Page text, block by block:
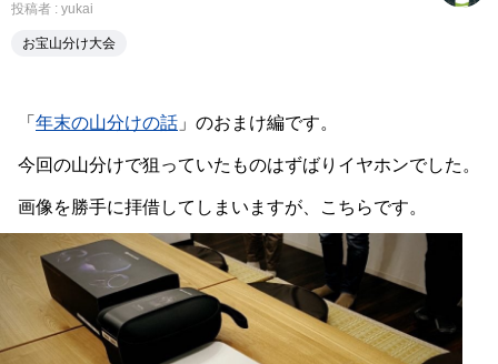
投稿者 : yukai
お宝山分け大会
「 年末の山分けの話 」のおまけ編です。
今回の山分けで狙っていたものはずばりイヤホンでした。
画像を勝手に拝借してしまいますが、こちらです。